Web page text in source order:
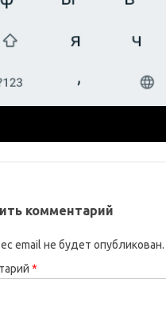
комментарий
email не будет опубликован.
*